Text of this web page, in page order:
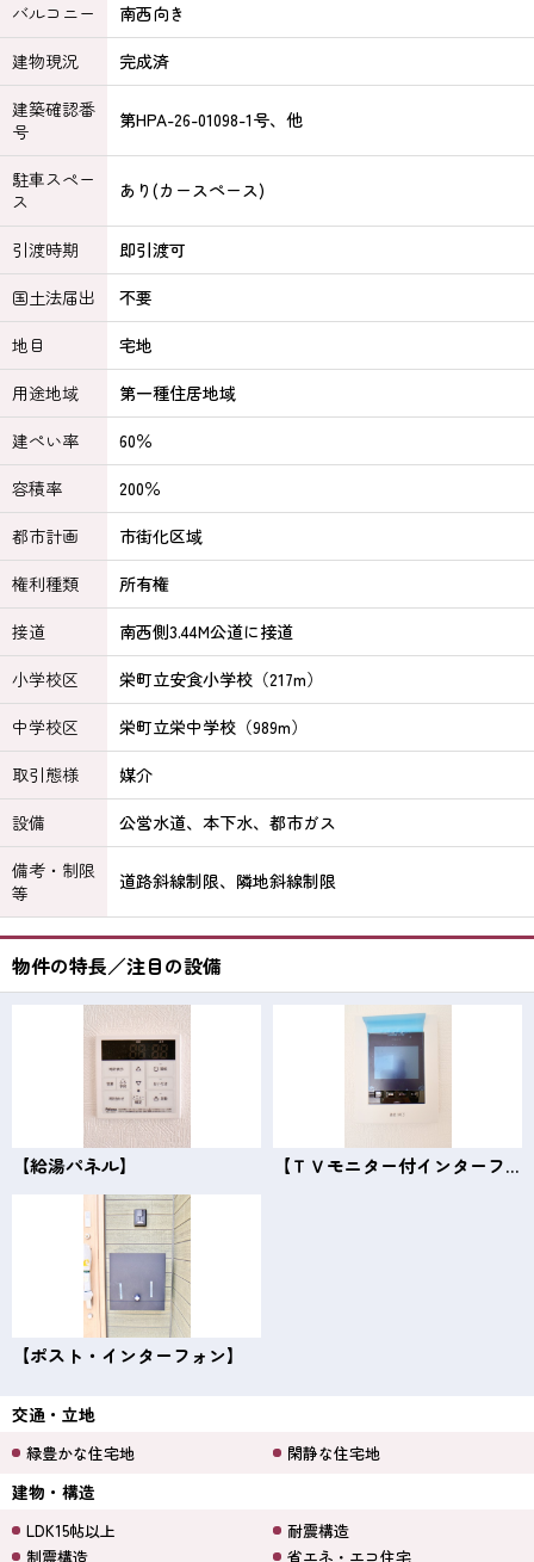
バルコニー
南西向き
建物現況
完成済
建築確認番
号
第HPA-26-01098-1号、他
駐車スペー
ス
あり(カースペース)
引渡時期
即引渡可
国土法届出
不要
地目
宅地
用途地域
第一種住居地域
建ぺい率
60％
容積率
200％
都市計画
市街化区域
権利種類
所有権
接道
南西側3.44M公道に接道
小学校区
栄町立安食小学校（217m）
中学校区
栄町立栄中学校（989m）
取引態様
媒介
設備
公営水道、本下水、都市ガス
備考・制限
等
道路斜線制限、隣地斜線制限
物件の特長／注目の設備
【給湯パネル】 【ＴＶモニター付インターフォン】
【ポスト・インターフォン】
交通・立地
緑豊かな住宅地 閑静な住宅地
建物・構造
LDK15帖以上
耐震構造
制震構造
省エネ・エコ住宅